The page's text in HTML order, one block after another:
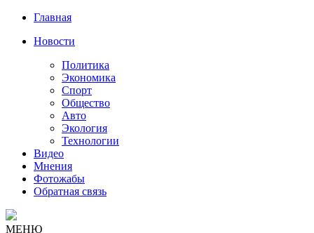
Главная
Новости
Политика
Экономика
Спорт
Общество
Авто
Экология
Технологии
Видео
Мнения
Фотожабы
Обратная связь
МЕНЮ